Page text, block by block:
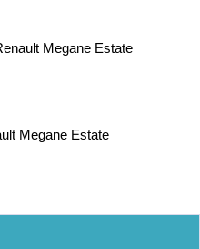
Megane Estate
Megane Estate